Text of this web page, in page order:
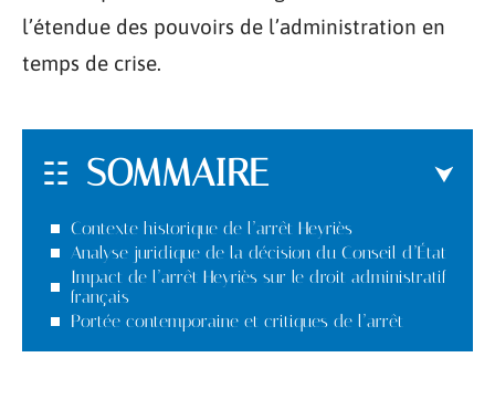
l’étendue des pouvoirs de l’administration en
temps de crise.
SOMMAIRE
Contexte historique de l’arrêt Heyriès
Analyse juridique de la décision du Conseil d’État
Impact de l’arrêt Heyriès sur le droit administratif
français
Portée contemporaine et critiques de l’arrêt